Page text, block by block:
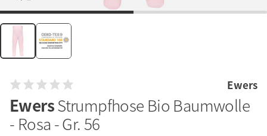
Ewers
EwersStrumpfhose Bio Baumwolle
- Rosa - Gr. 56